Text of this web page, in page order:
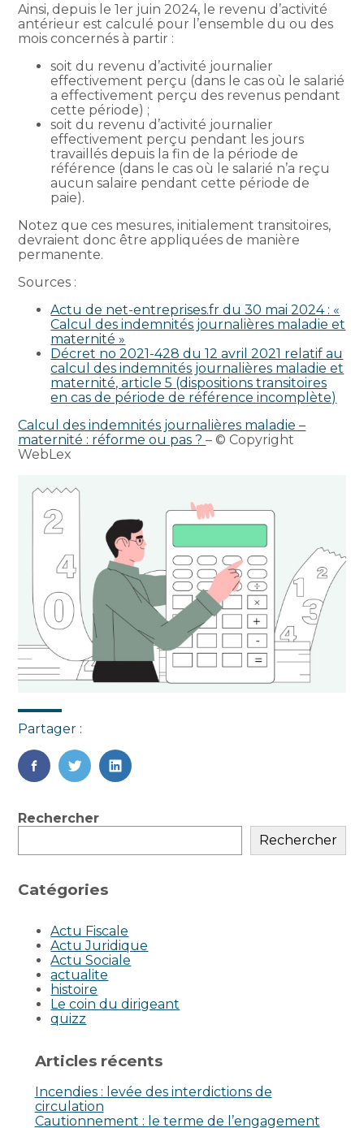
Ainsi, depuis le 1er juin 2024, le revenu d’activité
antérieur est calculé pour l’ensemble du ou des
mois concernés à partir :
soit du revenu d’activité journalier
effectivement perçu (dans le cas où le salarié
a effectivement perçu des revenus pendant
cette période) ;
soit du revenu d’activité journalier
effectivement perçu pendant les jours
travaillés depuis la fin de la période de
référence (dans le cas où le salarié n’a reçu
aucun salaire pendant cette période de
paie).
Notez que ces mesures, initialement transitoires,
devraient donc être appliquées de manière
permanente.
Sources :
Actu de net-entreprises.fr du 30 mai 2024 : «
Calcul des indemnités journalières maladie et
maternité »
Décret no 2021-428 du 12 avril 2021 relatif au
calcul des indemnités journalières maladie et
maternité, article 5 (dispositions transitoires
en cas de période de référence incomplète)
Calcul des indemnités journalières maladie –
maternité : réforme ou pas ?– © Copyright
WebLex
Partager :
FaceBook
TwitterLinkedIn
Blog
Rechercher
Rechercher
Catégories
Actu Fiscale
Actu Juridique
Actu Sociale
actualite
histoire
Le coin du dirigeant
quizz
Articles récents
Incendies : levée des interdictions de
circulation
Cautionnement : le terme de l’engagement